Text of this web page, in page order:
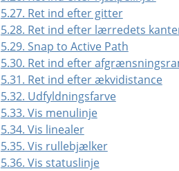
5.27. Ret ind efter gitter
5.28. Ret ind efter lærredets
5.29. Snap to Active Path
5.30. Ret ind efter
5.31. Ret ind efter ækvidistance
5.32. Udfyldningsfarve
5.33. Vis menulinje
5.34. Vis linealer
5.35. Vis rullebjælker
5.36. Vis statuslinje